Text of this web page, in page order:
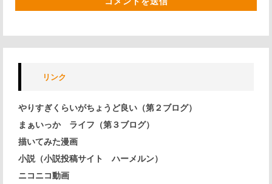
リンク
やりすぎくらいがちょうど良い（第２ブログ）
まぁいっか ライフ（第３ブログ）
描いてみた漫画
小説（小説投稿サイト ハーメルン）
ニコニコ動画